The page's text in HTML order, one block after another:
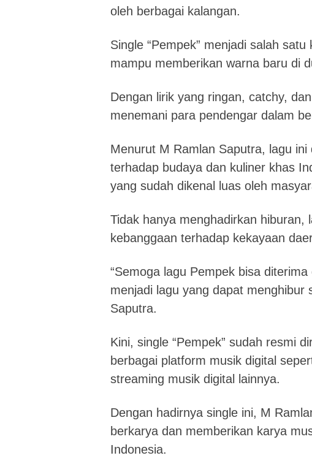
oleh berbagai kalangan.
Single “Pempek” menjadi salah
mampu memberikan warna baru di
Dengan lirik yang ringan, catchy,
menemani para pendengar dalam
Menurut M Ramlan Saputra, lagu
terhadap budaya dan kuliner khas
yang sudah dikenal luas oleh
Tidak hanya menghadirkan hiburan,
kebanggaan terhadap kekayaan
“Semoga lagu Pempek bisa
menjadi lagu yang dapat menghibur
Saputra.
Kini, single “Pempek” sudah resmi
berbagai platform musik digital
streaming musik digital lainnya.
Dengan hadirnya single ini, M
berkarya dan memberikan karya
Indonesia.